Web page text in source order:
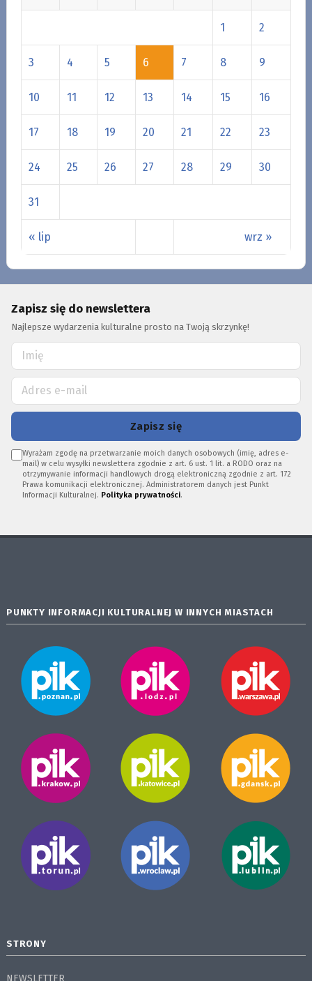
« lip wrz »
1 2
3 4 5 6 7 8 9
10 11 12 13 14 15 16
17 18 19 20 21 22 23
24 25 26 27 28 29 30
31
Zapisz się do newslettera
Najlepsze wydarzenia kulturalne prosto na Twoją skrzynkę!
Zapisz się
Wyrażam zgodę na przetwarzanie moich danych osobowych (imię, adres e-
mail) w celu wysyłki newslettera zgodnie z art. 6 ust. 1 lit. a RODO oraz na
otrzymywanie informacji handlowych drogą elektroniczną zgodnie z art. 172
Prawa komunikacji elektronicznej. Administratorem danych jest Punkt
Informacji Kulturalnej. Polityka prywatności.
PUNKTY INFORMACJI KULTURALNEJ W INNYCH MIASTACH
STRONY
NEWSLETTER